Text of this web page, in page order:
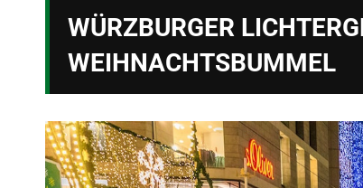
WÜRZBURGER
WEIHNACHTSBUMMEL